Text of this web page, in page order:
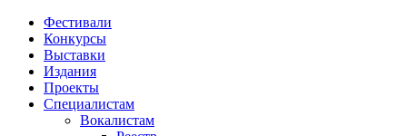
Фестивали
Конкурсы
Выставки
Издания
Проекты
Специалистам
Вокалистам